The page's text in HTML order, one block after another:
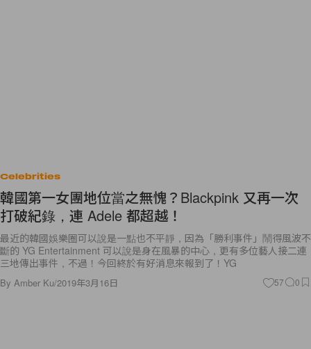
Celebrities
韓國第一女團地位當之無愧？Blackpink 又再一次
打破紀錄，連 Adele 都超越！
最近的韓國娛樂圈可以說是一點也不平靜，因為「勝利事件」鬧得風波不
斷的 YG Entertainment 可以說是身在風暴的中心，更有多位藝人接二連
三地傳出事件，不過！今回終於有好消息來報到了！YG
By Amber Ku/2019年3月16日 57 0